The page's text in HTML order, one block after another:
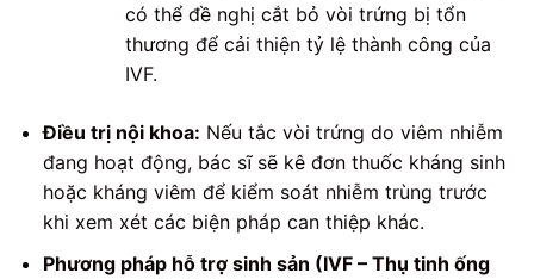
có thể đề nghị cắt bỏ vòi trứng bị tổn
thương để cải thiện tỷ lệ thành công của
IVF.
Điều trị nội khoa: Nếu tắc vòi trứng do viêm nhiễm
đang hoạt động, bác sĩ sẽ kê đơn thuốc kháng sinh
hoặc kháng viêm để kiểm soát nhiễm trùng trước
khi xem xét các biện pháp can thiệp khác.
Phương pháp hỗ trợ sinh sản (IVF – Thụ tinh ống